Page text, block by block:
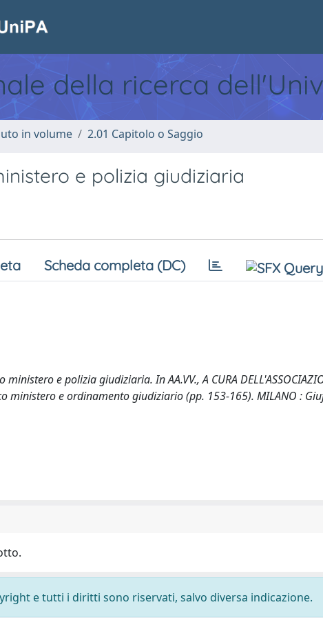
della ricerca
in volume 2.01 Capitolo o Saggio
e polizia giudiziaria
Scheda completa (DC)
e polizia giudiziaria. In AA.VV., A CURA
ministero e ordinamento giudiziario (pp. 153-165). MILANO :
e tutti i diritti sono riservati, salvo diversa indicazione.